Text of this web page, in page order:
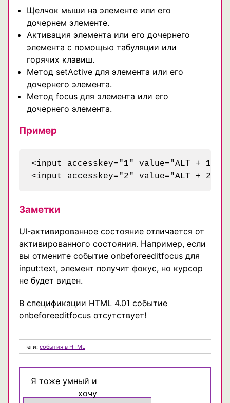
Щелчок мыши на элементе или его
дочернем элементе.
Активация элемента или его дочернего
элемента с помощью табуляции или
горячих клавиш.
Метод setActive для элемента или его
дочернего элемента.
Метод focus для элемента или его
дочернего элемента.
Пример
<input accesskey="1" value="ALT + 1" /
<input accesskey="2" value="ALT +
Заметки
UI-активированное состояние отличается от
активированного состояния. Например, если
вы отмените событие onbeforeeditfocus для
input:text, элемент получит фокус, но курсор
не будет виден.
В спецификации HTML 4.01 событие
onbeforeeditfocus отсутствует!
Теги: события в HTML
Я тоже умный и
хочу